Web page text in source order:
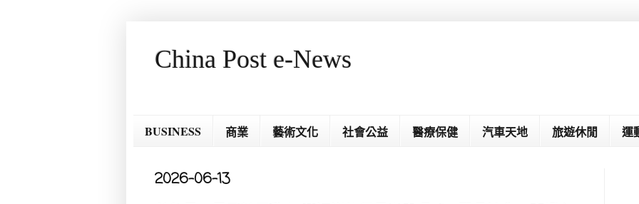
China Post e-News
BUSINESS 商業 藝術文化 社會公益 醫療保健 汽車天地 旅遊休閒 運
2026-06-13